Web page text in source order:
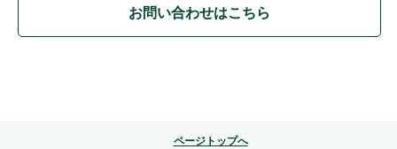
お問い合わせはこちら
ページトップへ